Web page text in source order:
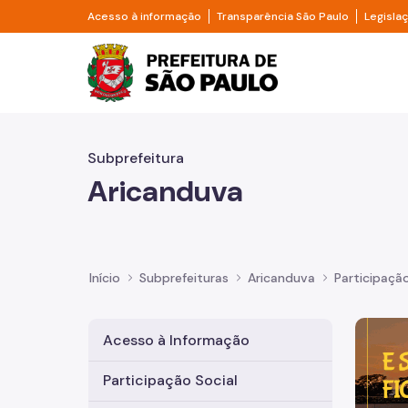
Pular para o Conteúdo principal
Acesso à informação Divisor de acesso à informação
Transparência São Paulo Divisor
Prefeitura de São
Subprefeitura
Aricanduva
Início Subprefeituras Aricanduva
Acesso à Informação
Participação Social